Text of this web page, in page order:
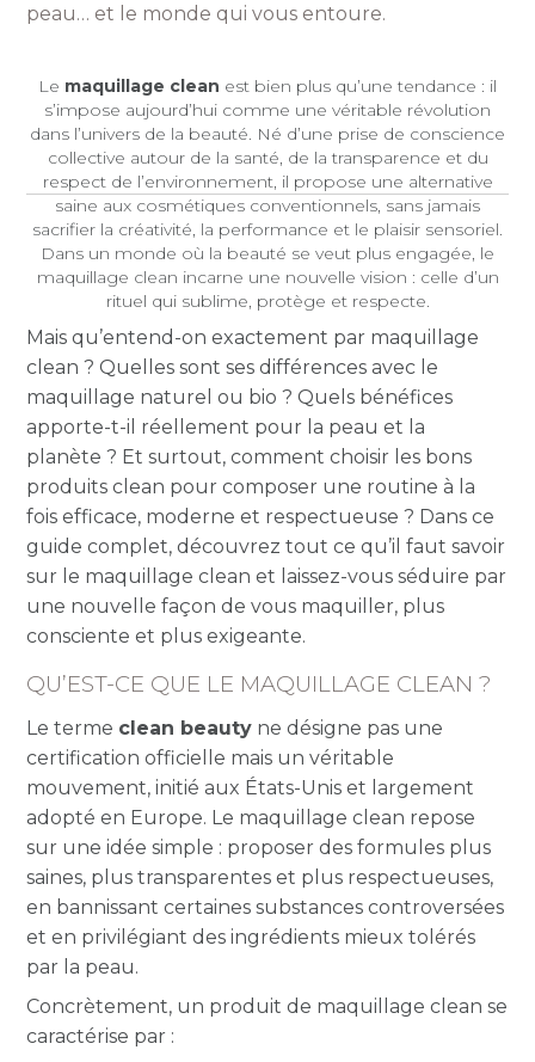
peau… et le monde qui vous entoure.
Le maquillage clean est bien plus qu’une tendance : il
s’impose aujourd’hui comme une véritable révolution
dans l’univers de la beauté. Né d’une prise de conscience
collective autour de la santé, de la transparence et du
respect de l’environnement, il propose une alternative
saine aux cosmétiques conventionnels, sans jamais
sacrifier la créativité, la performance et le plaisir sensoriel.
Dans un monde où la beauté se veut plus engagée, le
maquillage clean incarne une nouvelle vision : celle d’un
rituel qui sublime, protège et respecte.
Mais qu’entend-on exactement par maquillage
clean ? Quelles sont ses différences avec le
maquillage naturel ou bio ? Quels bénéfices
apporte-t-il réellement pour la peau et la
planète ? Et surtout, comment choisir les bons
produits clean pour composer une routine à la
fois efficace, moderne et respectueuse ? Dans ce
guide complet, découvrez tout ce qu’il faut savoir
sur le maquillage clean et laissez-vous séduire par
une nouvelle façon de vous maquiller, plus
consciente et plus exigeante.
QU’EST-CE QUE LE MAQUILLAGE CLEAN ?
Le terme clean beauty ne désigne pas une
certification officielle mais un véritable
mouvement, initié aux États-Unis et largement
adopté en Europe. Le maquillage clean repose
sur une idée simple : proposer des formules plus
saines, plus transparentes et plus respectueuses,
en bannissant certaines substances controversées
et en privilégiant des ingrédients mieux tolérés
par la peau.
Concrètement, un produit de maquillage clean se
caractérise par :